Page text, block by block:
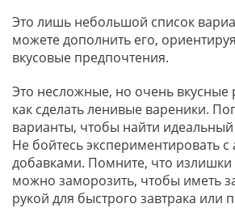
Это лишь небольшой список
можете дополнить его,
вкусовые предпочтения.
Это несложные, но очень вкусные
как сделать ленивые вареники.
варианты, чтобы найти идеальный
Не бойтесь экспериментировать
добавками. Помните, что излишки
можно заморозить, чтобы иметь
рукой для быстрого завтрака или